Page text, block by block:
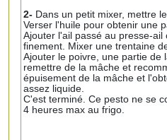
2- Dans un petit mixer, mettre
Verser l'huile pour obtenir une
Ajouter l'ail passé au presse-ail
finement. Mixer une trentaine
Ajouter le poivre, une partie de
remettre de la mâche et
épuisement de la mâche et
assez liquide.
C'est terminé. Ce pesto ne se
4 heures max au frigo.